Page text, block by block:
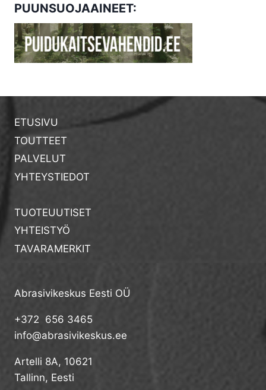
PUUNSUOJAAINEET:
ETUSIVU
TOUTTEET
PALVELUT
YHTEYSTIEDOT
TUOTEUUTISET
YHTEISTYÖ
TAVARAMERKIT
Abrasivikeskus Eesti OÜ
+372 656 3465
info@abrasivikeskus.ee
Artelli 8A, 10621
Tallinn, Eesti